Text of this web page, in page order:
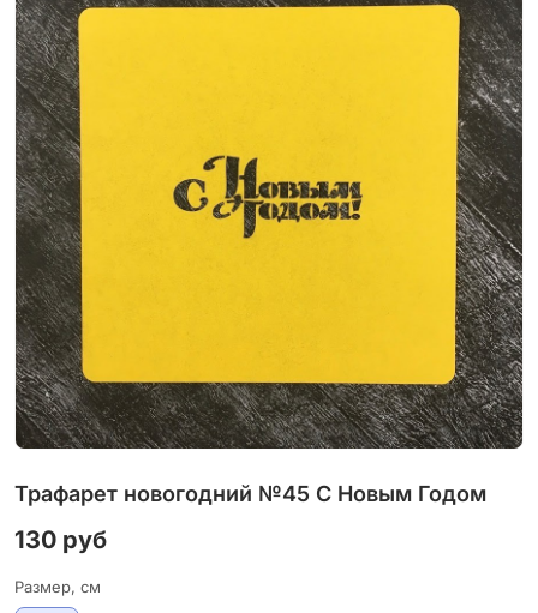
Трафарет новогодний №45 С Новым Годом
130 руб
Размер, см